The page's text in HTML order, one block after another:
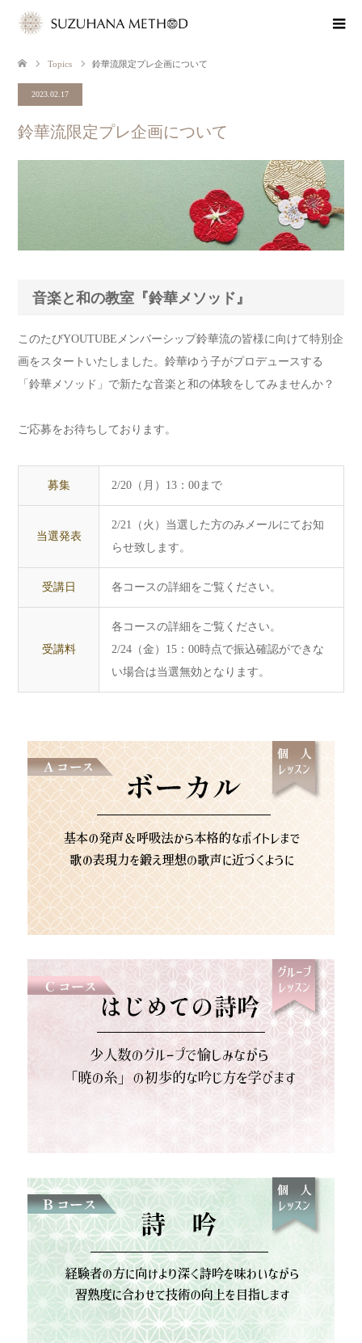
Topics 鈴華流限定プレ企画について
2023.02.17
鈴華流限定プレ企画について
音楽と和の教室『鈴華メソッド』
このたびYOUTUBEメンバーシップ鈴華流の皆様に向けて特別企
画をスタートいたしました。鈴華ゆう子がプロデュースする
「鈴華メソッド」で新たな音楽と和の体験をしてみませんか？
ご応募をお待ちしております。
募集 2/20（月）13：00まで
当選発表
2/21（火）当選した方のみメールにてお知
らせ致します。
受講日 各コースの詳細をご覧ください。
受講料
各コースの詳細をご覧ください。
2/24（金）15：00時点で振込確認ができな
い場合は当選無効となります。